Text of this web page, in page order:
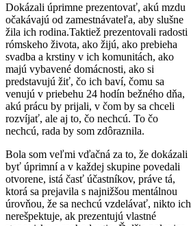
Dokázali úprimne prezentovať, akú mzdu
očakávajú od zamestnávateľa, aby slušne
žila ich rodina.Taktiež prezentovali radosti
rómskeho života, ako žijú, ako prebieha
svadba a krstiny v ich komunitách, ako
majú vybavené domácnosti, ako si
predstavujú žiť, čo ich baví, čomu sa
venujú v priebehu 24 hodín bežného dňa,
akú prácu by prijali, v čom by sa chceli
rozvíjať, ale aj to, čo nechcú. To čo
nechcú, rada by som zdôraznila.
Bola som veľmi vďačná za to, že dokázali
byť úprimní a v každej skupine povedali
otvorene, istá časť účastníkov, práve tá,
ktorá sa prejavila s najnižšou mentálnou
úrovňou, že sa nechcú vzdelávať, nikto ich
nerešpektuje, ak prezentujú vlastné